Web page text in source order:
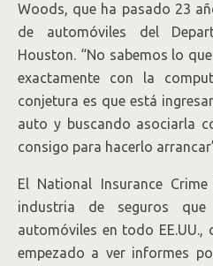
Woods, que ha pasado 23
de automóviles del
Houston. “No sabemos lo
exactamente con la
conjetura es que está
auto y buscando asociarla
consigo para hacerlo
El National Insurance
industria de seguros
automóviles en todo EE.UU.,
empezado a ver informes